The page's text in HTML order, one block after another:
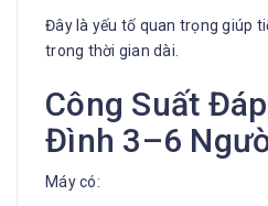
Đây là yếu tố quan trọng giúp
trong thời gian dài.
Công Suất
Đình 3–6
Máy có: